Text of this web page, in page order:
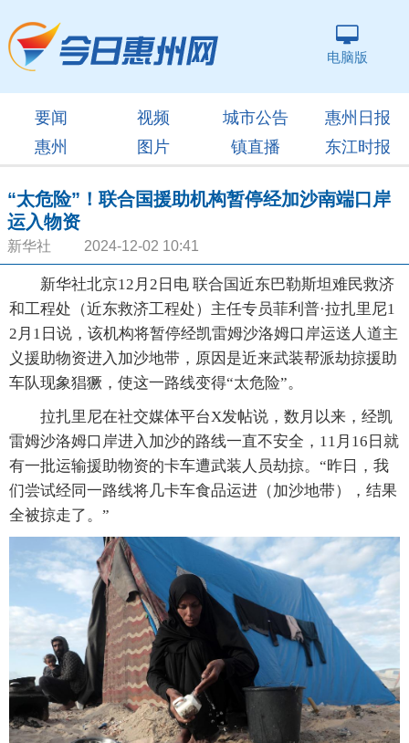
电脑版
要闻 视频 城市公告
惠州日报
惠州
图片 镇直播 东江时报
“太危险”！联合国援助机构暂停经加沙南端口岸
运入物资
新华社 2024-12-02 10:41
新华社北京12月2日电 联合国近东巴勒斯坦难民救济
和工程处（近东救济工程处）主任专员菲利普·拉扎里尼1
2月1日说，该机构将暂停经凯雷姆沙洛姆口岸运送人道主
义援助物资进入加沙地带，原因是近来武装帮派劫掠援助
车队现象猖獗，使这一路线变得“太危险”。
拉扎里尼在社交媒体平台X发帖说，数月以来，经凯
雷姆沙洛姆口岸进入加沙的路线一直不安全，11月16日就
有一批运输援助物资的卡车遭武装人员劫掠。“昨日，我
们尝试经同一路线将几卡车食品运进（加沙地带），结果
全被掠走了。”